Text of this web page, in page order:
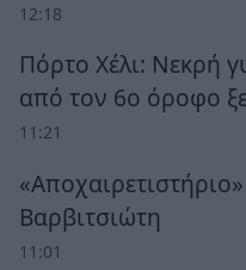
12:18
Πόρτο Χέλι: Νεκρή
από τον 6ο όροφο
11:21
Βαρβιτσιώτη
11:01